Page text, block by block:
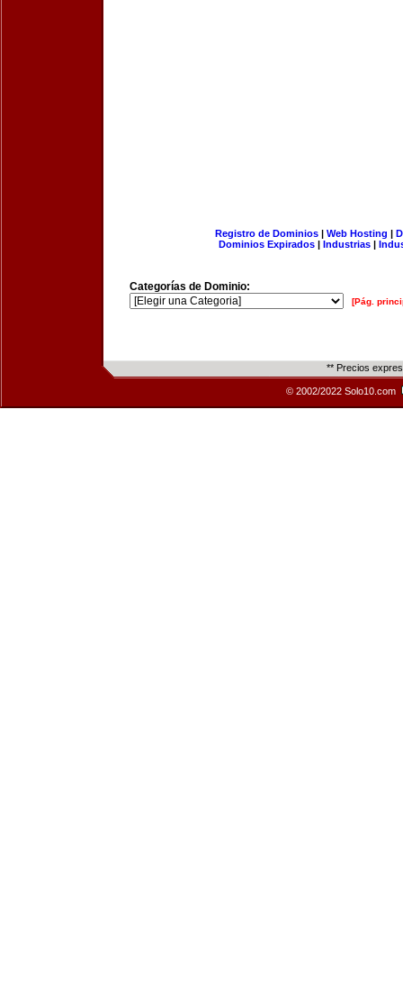
Registro de Dominios| Web Hosting |
Dominios Expirados | Industrias |
Categorías de Dominio:
[Pág.
** Precios
© 2002/2022 Solo10.com